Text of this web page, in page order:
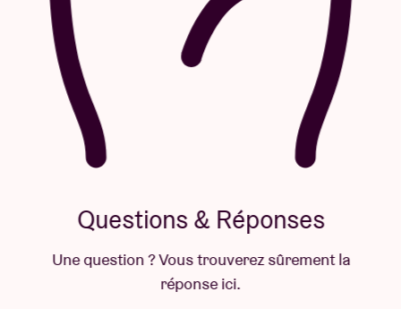
d’Unsound, Intonal, Cafe Oto, Rewire, Nuits
Sonores, Boiler Room, sans oublier le Berghain. Lors
de cette soirée Culte, il nous proposera un spectacle
audiovisuel unique avec le Parisien Laurent Allard
Hospice 1er , actif dans la création vidéo 3D.
En collaboration avec Le Bureau Electronique
Questions & Réponses
Une question ? Vous trouverez sûrement la
réponse ici.